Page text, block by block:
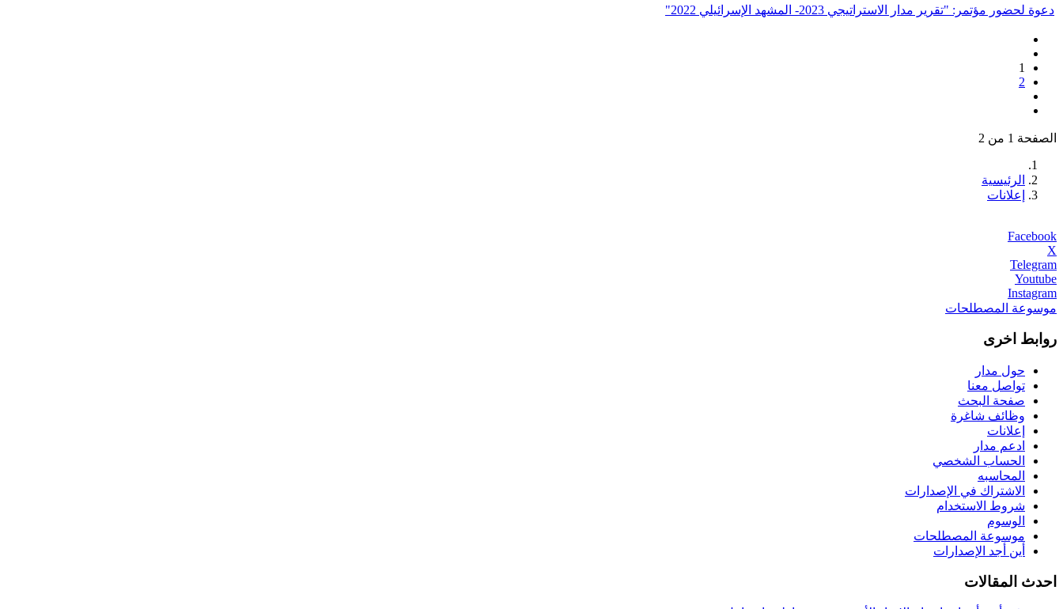
دعوة لحضور مؤتمر: "تقرير مدار الاستراتيجي 2023- المشهد الإسرائيلي 2022"
1
2
الصفحة 1 من 2
الرئيسية
إعلانات
Facebook
X
Telegram
Youtube
Instagram
موسوعة المصطلحات
روابط اخرى
حول مدار
تواصل معنا
صفحة البحث
وظائف شاغرة
إعلانات
ادعم مدار
الحساب الشخصي
المحاسبه
الاشتراك في الإصدارات
شروط الاستخدام
الوسوم
موسوعة المصطلحات
أين أجد الإصدارات
احدث المقالات